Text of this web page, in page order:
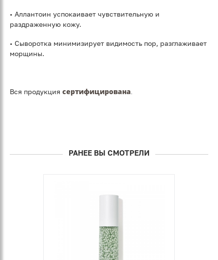
• Аллантоин успокаивает чувствительную и
раздраженную кожу.
• Сыворотка минимизирует видимость пор, разглаживает
морщины.
Вся продукция сертифицирована.
РАНЕЕ ВЫ СМОТРЕЛИ